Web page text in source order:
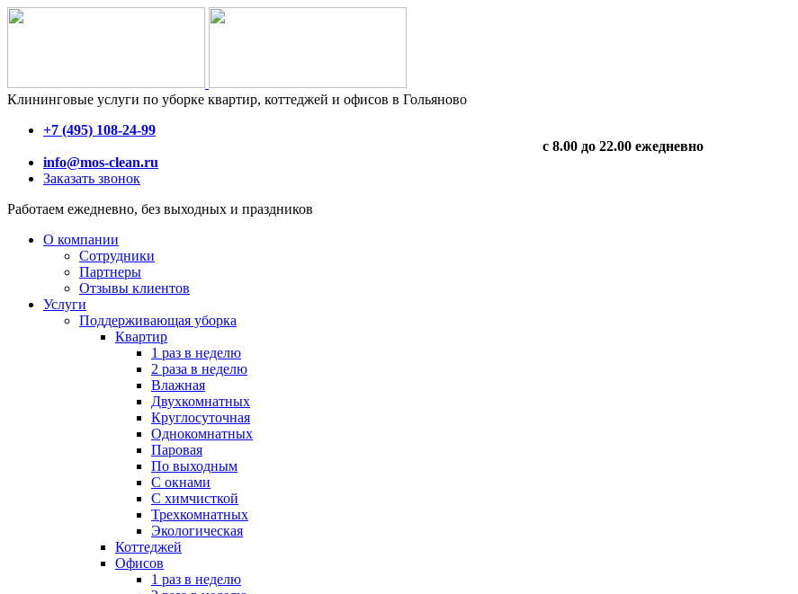
Клининговые услуги по уборке квартир, коттеджей и офисов в Гольяново
+7 (495) 108-24-99
с 8.00 до 22.00 ежедневно
info@mos-clean.ru
Заказать звонок
Работаем ежедневно, без выходных и праздников
О компании
Сотрудники
Партнеры
Отзывы клиентов
Услуги
Поддерживающая уборка
Квартир
1 раз в неделю
2 раза в неделю
Влажная
Двухкомнатных
Круглосуточная
Однокомнатных
Паровая
По выходным
С окнами
С химчисткой
Трехкомнатных
Экологическая
Коттеджей
Офисов
1 раз в неделю